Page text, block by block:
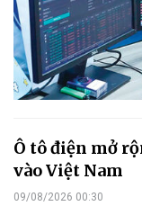
Ô tô điện mở
vào Việt Nam
09/08/2026 00:30